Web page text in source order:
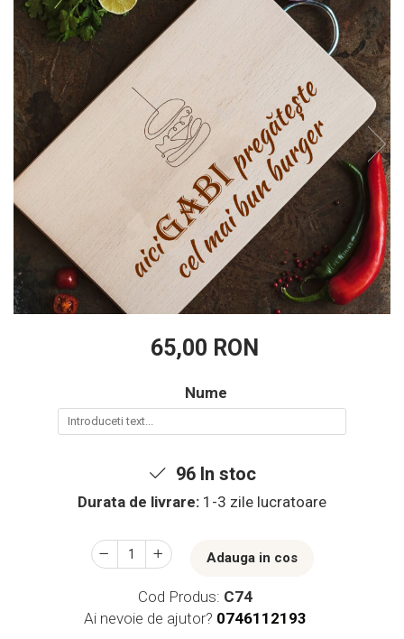
65,00 RON
Nume
96In stoc
Durata de livrare: 1-3 zile lucratoare
Adauga in cos
Cod Produs: C74
Ai nevoie de ajutor? 0746112193